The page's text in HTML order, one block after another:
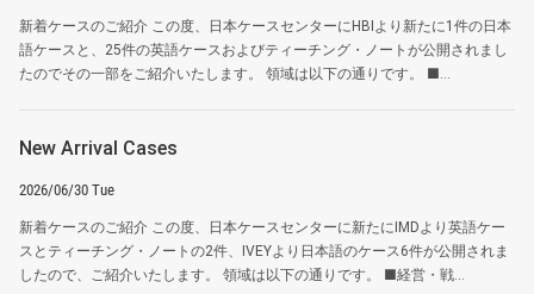
新着ケースのご紹介 この度、日本ケースセンターにHBIより新たに1件の日本
語ケースと、25件の英語ケースおよびティーチング・ノートが公開されまし
たのでその一部をご紹介いたします。 領域は以下の通りです。 ■...
New Arrival Cases
2026/06/30 Tue
新着ケースのご紹介 この度、日本ケースセンターに新たにIMDより英語ケー
スとティーチング・ノートの2件、IVEYより日本語のケース6件が公開されま
したので、ご紹介いたします。 領域は以下の通りです。 ■経営・戦...